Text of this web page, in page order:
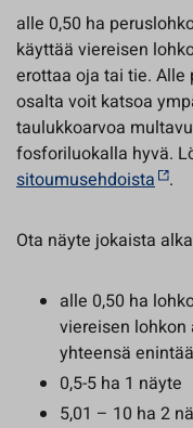
alle 0,50 ha
käyttää viereisen
erottaa oja tai tie. Alle
osalta voit katsoa
taulukkoarvoa
fosforiluokalla hyvä.
sitoumusehdoista .
Ota näyte jokaista
alle 0,50 ha
viereisen
yhteensä
0,5-5 ha 1 näyte
5,01 – 10 ha 2